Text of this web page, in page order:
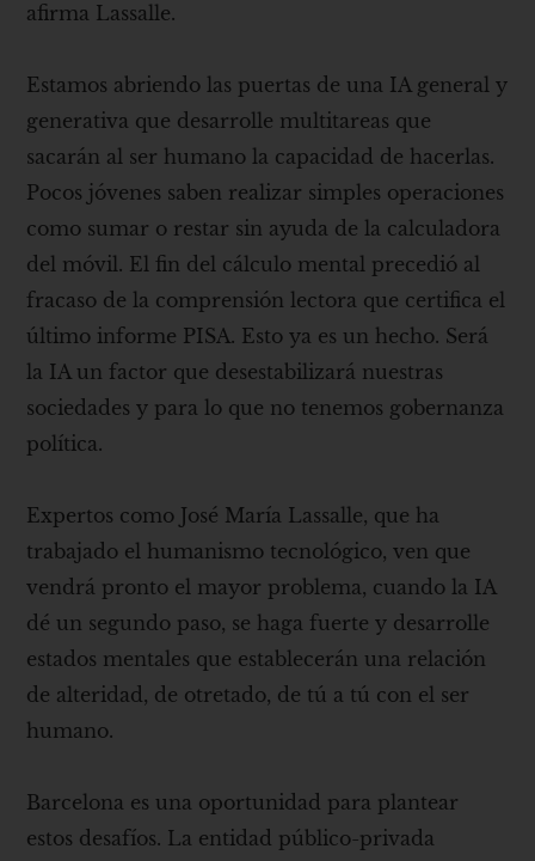
afirma Lassalle.
Estamos abriendo las puertas de una IA general y
generativa que desarrolle multitareas que
sacarán al ser humano la capacidad de hacerlas.
Pocos jóvenes saben realizar simples operaciones
como sumar o restar sin ayuda de la calculadora
del móvil. El fin del cálculo mental precedió al
fracaso de la comprensión lectora que certifica el
último informe PISA. Esto ya es un hecho. Será
la IA un factor que desestabilizará nuestras
sociedades y para lo que no tenemos gobernanza
política.
Expertos como José María Lassalle, que ha
trabajado el humanismo tecnológico, ven que
vendrá pronto el mayor problema, cuando la IA
dé un segundo paso, se haga fuerte y desarrolle
estados mentales que establecerán una relación
de alteridad, de otretado, de tú a tú con el ser
humano.
Barcelona es una oportunidad para plantear
estos desafíos. La entidad público-privada